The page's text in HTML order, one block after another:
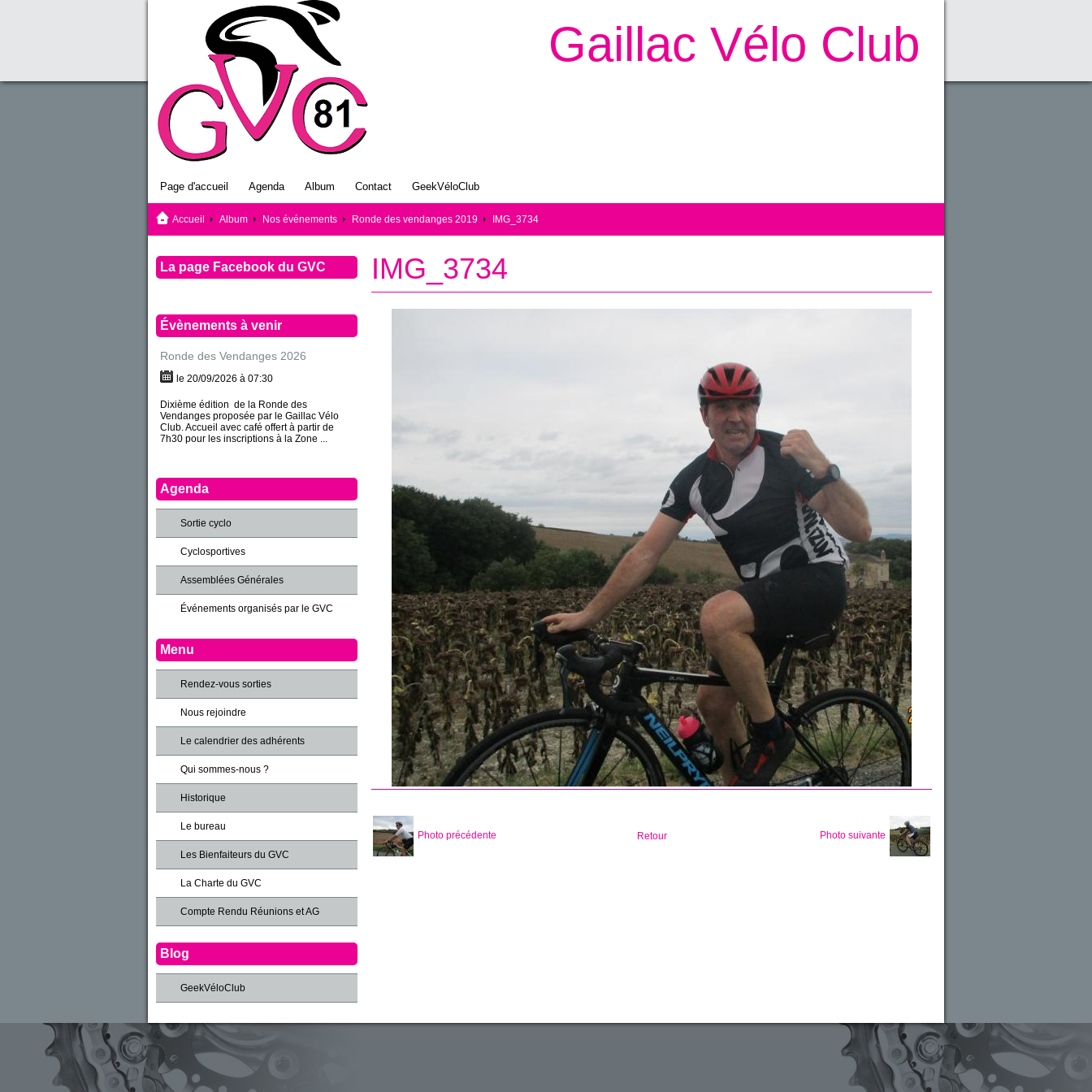
Gaillac Vélo Club
Page d'accueil Agenda Album Contact GeekVéloClub
Accueil Album Nos événements Ronde des vendanges 2019 IMG_3734
IMG_3734
Photo précédente Retour Photo suivante
La page Facebook du GVC
Évènements à venir
Ronde des Vendanges 2026
le 20/09/2026 à 07:30
Dixième édition de la Ronde des
Vendanges proposée par le Gaillac Vélo
Club. Accueil avec café offert à partir de
7h30 pour les inscriptions à la Zone ...
Agenda
Sortie cyclo
Cyclosportives
Assemblées Générales
Événements organisés par le GVC
Menu
Rendez-vous sorties
Nous rejoindre
Le calendrier des adhérents
Qui sommes-nous ?
Historique
Le bureau
Les Bienfaiteurs du GVC
La Charte du GVC
Compte Rendu Réunions et AG
Blog
GeekVéloClub